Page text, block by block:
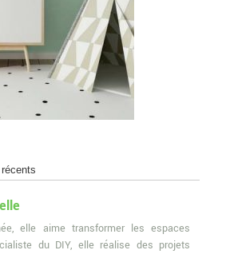
elle aime transformer les espaces
du DIY, elle réalise des projets